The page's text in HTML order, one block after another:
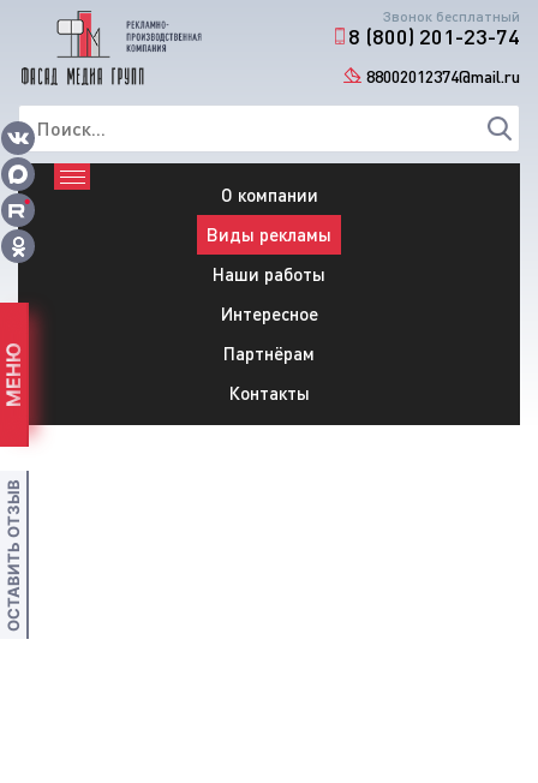
Звонок бесплатный
8 (800) 201-23-74
88002012374@mail.ru
О компании
Виды рекламы
Наши работы
Интересное
Партнёрам
Контакты
МЕНЮ
ОСТАВИТЬ ОТЗЫВ